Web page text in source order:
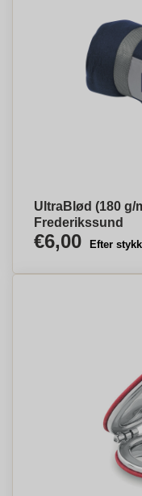
UltraBlød (180 g/
Frederikssund
€6,00 Efter